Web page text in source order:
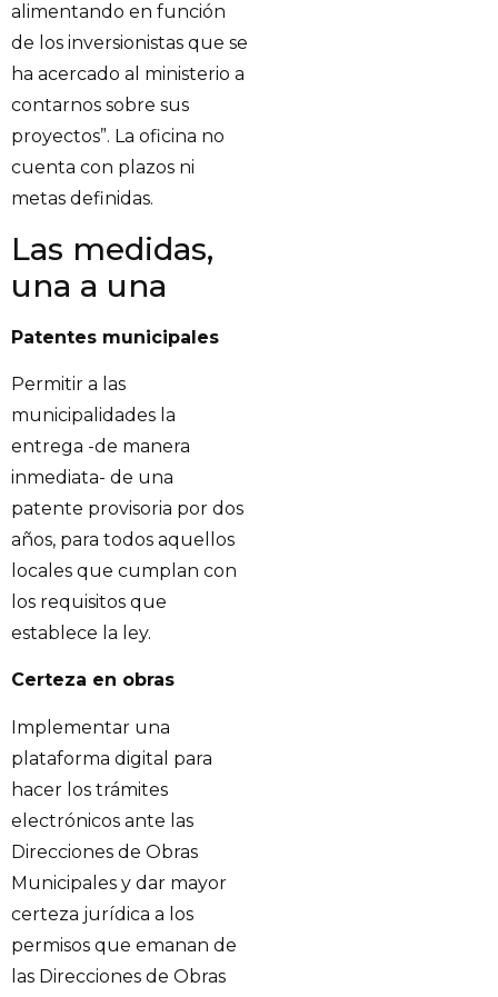
alimentando en función
de los inversionistas que se
ha acercado al ministerio a
contarnos sobre sus
proyectos”. La oficina no
cuenta con plazos ni
metas definidas.
Las medidas,
una a una
Patentes municipales
Permitir a las
municipalidades la
entrega -de manera
inmediata- de una
patente provisoria por dos
años, para todos aquellos
locales que cumplan con
los requisitos que
establece la ley.
Certeza en obras
Implementar una
plataforma digital para
hacer los trámites
electrónicos ante las
Direcciones de Obras
Municipales y dar mayor
certeza jurídica a los
permisos que emanan de
las Direcciones de Obras